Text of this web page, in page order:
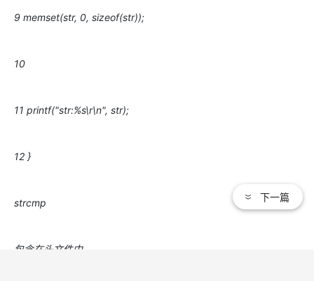
9 memset(str, 0, sizeof(str));
10
11 printf("str:%s\r\n", str);
12 }
strcmp
包含在头文件中
下一篇